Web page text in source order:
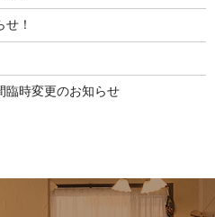
！
臨時変更のお知らせ